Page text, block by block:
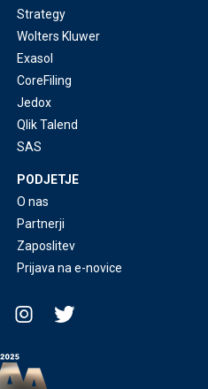
Strategy
Wolters Kluwer
Exasol
CoreFiling
Jedox
Qlik Talend
SAS
PODJETJE
O nas
Partnerji
Zaposlitev
Prijava na e-novice